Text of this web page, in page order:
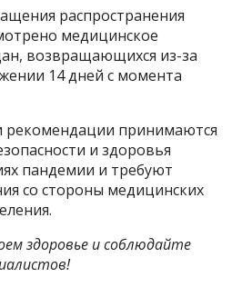
распространения
медицинское
возвращающихся из-за
14 дней с момента
рекомендации принимаются
и здоровья
пандемии и требуют
со стороны медицинских
здоровье и соблюдайте